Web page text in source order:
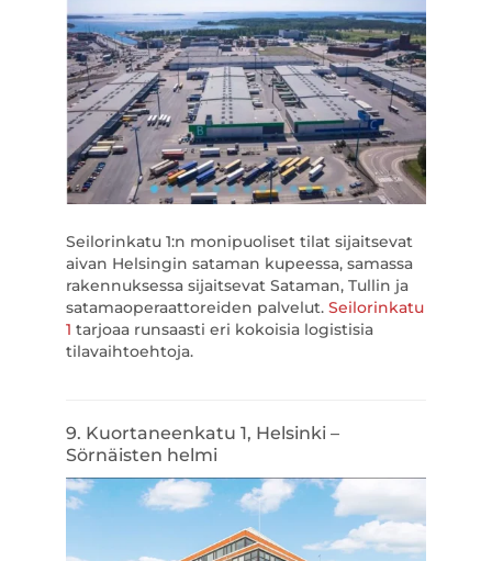
Seilorinkatu 1:n monipuoliset tilat sijaitsevat
aivan Helsingin sataman kupeessa, samassa
rakennuksessa sijaitsevat Sataman, Tullin ja
satamaoperaattoreiden palvelut.Seilorinkatu
1 tarjoaa runsaasti eri kokoisia logistisia
tilavaihtoehtoja.
9. Kuortaneenkatu 1, Helsinki –
Sörnäisten helmi